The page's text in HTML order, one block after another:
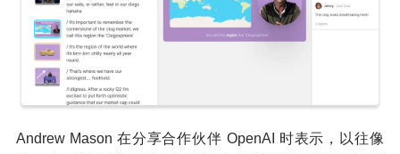
Andrew Mason 在分享合作伙伴 OpenAI 时表示，以往像